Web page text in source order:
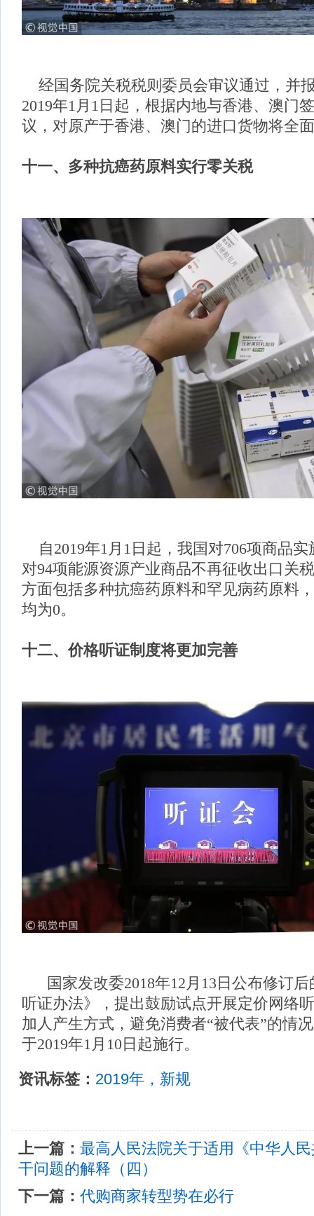
经国务院关税税则委员会审议通过，并
2019年1月1日起，根据内地与香港、澳门
议，对原产于香港、澳门的进口货物将全
十一、 多种抗癌药原料实行零关税
自2019年1月1日起，我国对706项商品实
对94项能源资源产业商品不再征收出口关
方面包括多种抗癌药原料和罕见病药原料
均为0。
十二、 价格听证制度将更加完善
国家发改委2018年12月13日公布修订
听证办法》，提出鼓励试点开展定价网络
加人产生方式，避免消费者“被代表”的情
于2019年1月10日起施行。
资讯标签： 2019年，新规
上一篇： 最高人民法院关于适用《中华人
干问题的解释（四）
下一篇： 代购商家转型势在必行